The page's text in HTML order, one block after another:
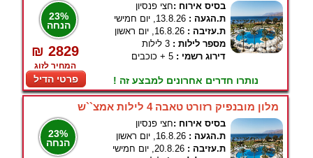
23%
הנחה
₪ 2829
המחיר לזוג
פרטי הדיל
בסיס אירוח :חצי פנסיון
ת.הגעה : 13.8.26, יום חמישי
ת.עזיבה : 16.8.26, יום ראשון
מספר לילות : 3 לילות
דירוג רשמי : 5 + כוכבים
נותרו חדרים אחרונים למבצע זה !
מלון מובנפיק רזורט טאבה 4 לילות אמצ``ש
23%
הנחה
בסיס אירוח :חצי פנסיון
ת.הגעה : 16.8.26, יום ראשון
ת.עזיבה : 20.8.26, יום חמישי